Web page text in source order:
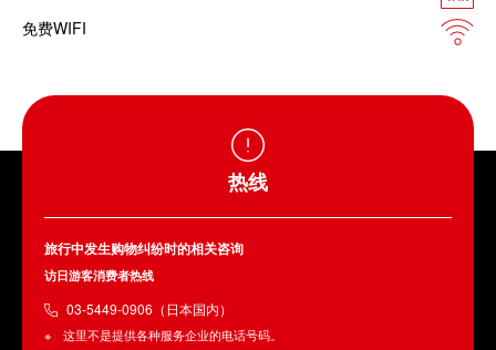
免费WIFI
热线
旅行中发生购物纠纷时的相关咨询
访日游客消费者热线
03-5449-0906（日本国内）
这里不是提供各种服务企业的电话号码。